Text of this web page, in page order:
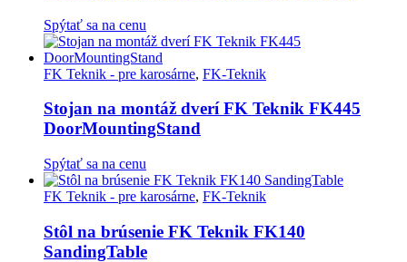
Spýtať sa na cenu
FK Teknik - pre karosárne, FK-Teknik
Stojan na montáž dverí FK Teknik FK445
DoorMountingStand
Spýtať sa na cenu
FK Teknik - pre karosárne, FK-Teknik
Stôl na brúsenie FK Teknik FK140
SandingTable